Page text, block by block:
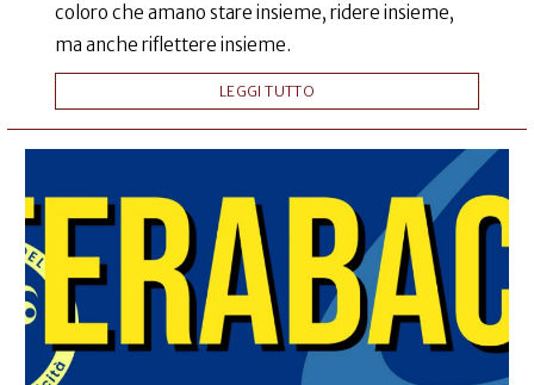
coloro che amano stare insieme, ridere insieme,
ma anche riflettere insieme.
LEGGI TUTTO